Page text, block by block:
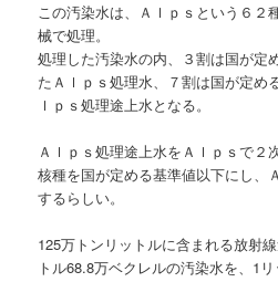
この汚染水は、Ａｌｐｓという６２
械で処理。
処理した汚染水の内、３割は国が定
たＡｌｐｓ処理水、７割は国が定め
ｌｐｓ処理途上水となる。
Ａｌｐｓ処理途上水をＡｌｐｓで２
核種を国が定める基準値以下にし、
するらしい。
125万トンリットルに含まれる放射
トル68.8万ベクレルの汚染水を、1